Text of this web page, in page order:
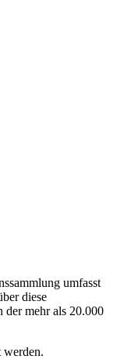
umfasst
diese
der mehr als 20.000
werden.